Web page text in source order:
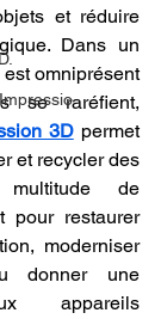
et réduire
Dans un
omniprésent
3D permet
et recycler des
de
pour restaurer
moderniser
donner une
appareils